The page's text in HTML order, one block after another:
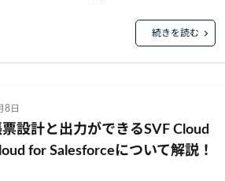
続きを読む
8日
設計と出力ができるSVF Cloud
for Salesforceについて解説！